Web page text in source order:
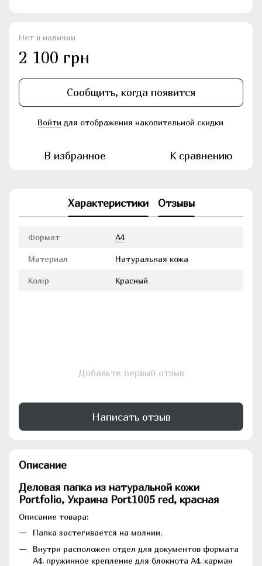
Нет в наличии
2 100 грн
Сообщить, когда появится
Войти для отображения накопительной скидки
В избранное К сравнению
Характеристики Отзывы
Формат А4
Материал Натуральная кожа
Колір Красный
Добавьте первый отзыв
Написать отзыв
Описание
Деловая папка из натуральной кожи
Portfolio, Украина Port1005 red, красная
Описание товара:
Папка застегивается на молнии.
Внутри расположен отдел для документов формата
А4, пружинное крепление для блокнота А4, карман